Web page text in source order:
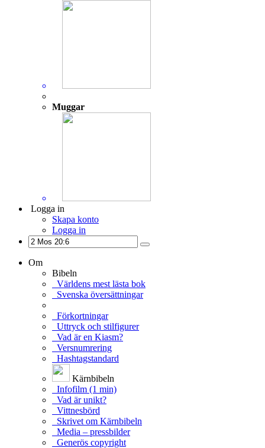
Muggar
Logga in
Skapa konto
Logga in
Om
Bibeln
Världens mest lästa bok
Svenska översättningar
Förkortningar
Uttryck och stilfigurer
Vad är en Kiasm?
Versnumrering
Hashtagstandard
Kärnbibeln
Infofilm (1 min)
Vad är unikt?
Vittnesbörd
Skrivet om Kärnbibeln
Media – pressbilder
Generös copyright